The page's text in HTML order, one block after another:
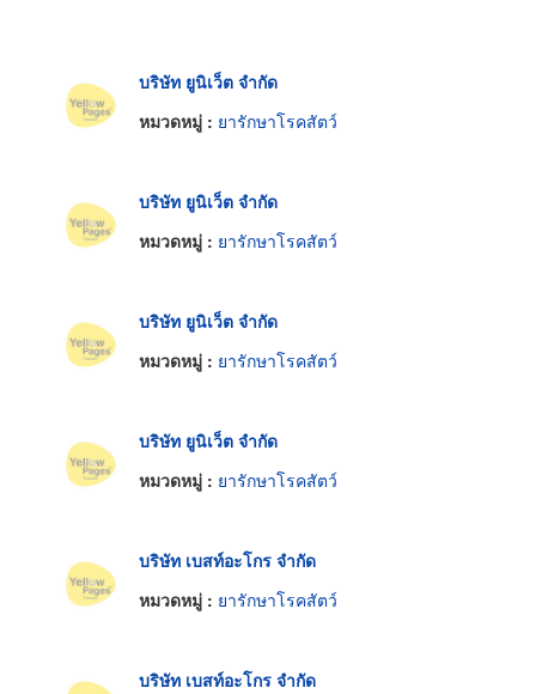
บริษัท ยูนิเว็ต จำกัด
หมวดหมู่ : ยารักษาโรคสัตว์
บริษัท ยูนิเว็ต จำกัด
หมวดหมู่ : ยารักษาโรคสัตว์
บริษัท ยูนิเว็ต จำกัด
หมวดหมู่ : ยารักษาโรคสัตว์
บริษัท ยูนิเว็ต จำกัด
หมวดหมู่ : ยารักษาโรคสัตว์
บริษัท เบสท์อะโกร จำกัด
หมวดหมู่ : ยารักษาโรคสัตว์
บริษัท เบสท์อะโกร จำกัด